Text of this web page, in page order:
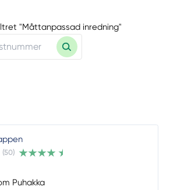
"Måttanpassad inredning"
(50)
Puhakka